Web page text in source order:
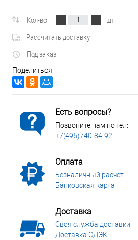
Кол-во:
шт
Рассчитать доставку
Под заказ
Поделиться
Есть вопросы?
Позвоните нам по тел:
+7(495)740-84-92
Оплата
Безналичный расчет
Банковская карта
Доставка
Своя служба доставки
Доставка СДЭК